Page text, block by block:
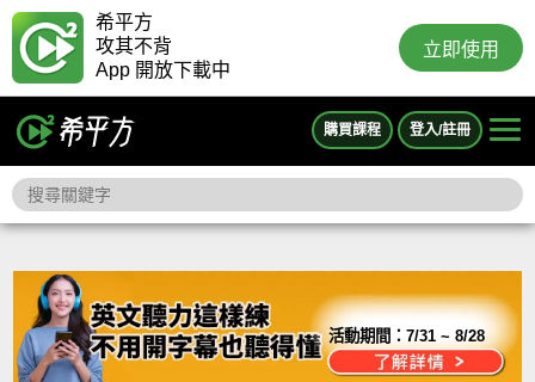
希平方
攻其不背
App 開放下載中
立即使用
購買課程 登入/註冊
活動期間：7/31 ~ 8/28